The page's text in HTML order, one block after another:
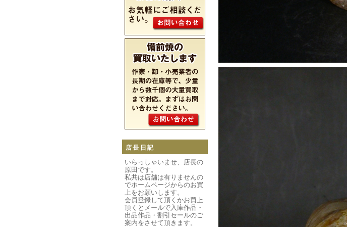
店長日記
いらっしゃいませ、店長の
原田です。
私共は店舗は有りませんの
でホームページからのお買
上をお願いします。
会員登録して頂くかお買上
頂くとメールで入庫作品・
出品作品・割引セールのご
案内をさせて頂きます。